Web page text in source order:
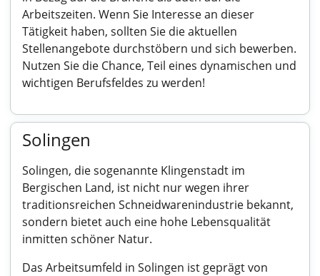
Arbeitszeiten. Wenn Sie Interesse an dieser
Tätigkeit haben, sollten Sie die aktuellen
Stellenangebote durchstöbern und sich bewerben.
Nutzen Sie die Chance, Teil eines dynamischen und
wichtigen Berufsfeldes zu werden!
Solingen
Solingen, die sogenannte Klingenstadt im
Bergischen Land, ist nicht nur wegen ihrer
traditionsreichen Schneidwarenindustrie bekannt,
sondern bietet auch eine hohe Lebensqualität
inmitten schöner Natur.
Das Arbeitsumfeld in Solingen ist geprägt von